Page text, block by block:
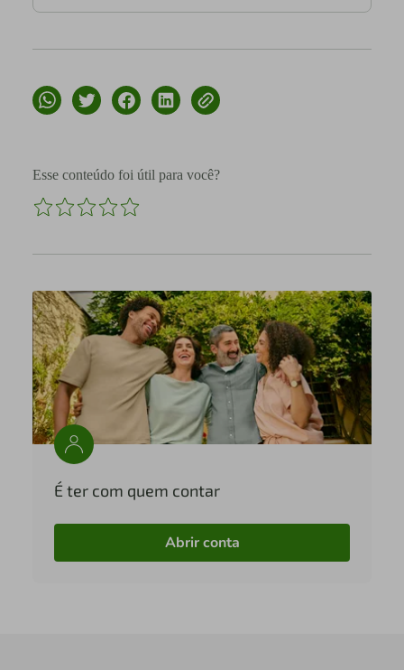
Esse conteúdo foi útil para você?
É ter com quem contar
Abrir conta